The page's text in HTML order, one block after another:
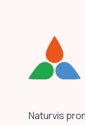
Naturvis